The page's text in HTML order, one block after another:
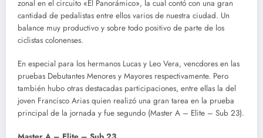
zonal en el circuito «El Panorámico», la cual contó con una gran
cantidad de pedalistas entre ellos varios de nuestra ciudad. Un
balance muy productivo y sobre todo positivo de parte de los
ciclistas colonenses.
En especial para los hermanos Lucas y Leo Vera, vencdores en las
pruebas Debutantes Menores y Mayores respectivamente. Pero
también hubo otras destacadas participaciones, entre ellas la del
joven Francisco Arias quien realizó una gran tarea en la prueba
principal de la jornada y fue segundo (Master A – Elite – Sub 23).